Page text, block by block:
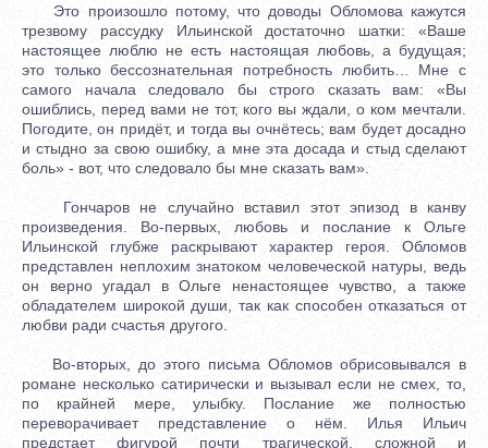
Это произошло потому, что доводы Обломова кажутся
трезвому рассудку Ильинской достаточно шатки: «Ваше
настоящее люблю не есть настоящая любовь, а будущая;
это только бессознательная потребность любить… Мне с
самого начала следовало бы строго сказать вам: «Вы
ошиблись, перед вами не тот, кого вы ждали, о ком мечтали.
Погодите, он придёт, и тогда вы очнётесь; вам будет досадно
и стыдно за свою ошибку, а мне эта досада и стыд сделают
боль» - вот, что следовало бы мне сказать вам».
Гончаров не случайно вставил этот эпизод в канву
произведения. Во-первых, любовь и послание к Ольге
Ильинской глубже раскрывают характер героя. Обломов
представлен неплохим знатоком человеческой натуры, ведь
он верно угадал в Ольге ненастоящее чувство, а также
обладателем широкой души, так как способен отказаться от
любви ради счастья другого.
Во-вторых, до этого письма Обломов обрисовывался в
романе несколько сатирически и вызывал если не смех, то,
по крайней мере, улыбку. Послание же полностью
переворачивает представление о нём. Илья Ильич
предстает фигурой почти трагической, сложной и